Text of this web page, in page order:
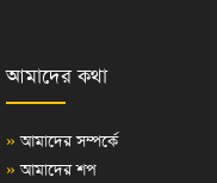
আমাদের কথা
» আমাদের সম্পর্কে
» আমাদের শপ